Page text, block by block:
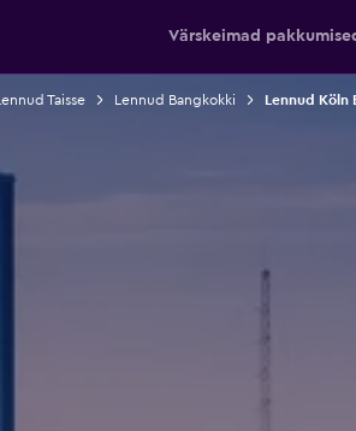
Värskeimad
Taisse Lennud Bangkokki Lennud Köln